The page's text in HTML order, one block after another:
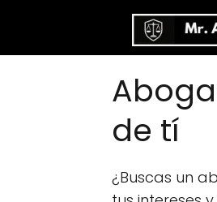
de tí
¿Buscas un